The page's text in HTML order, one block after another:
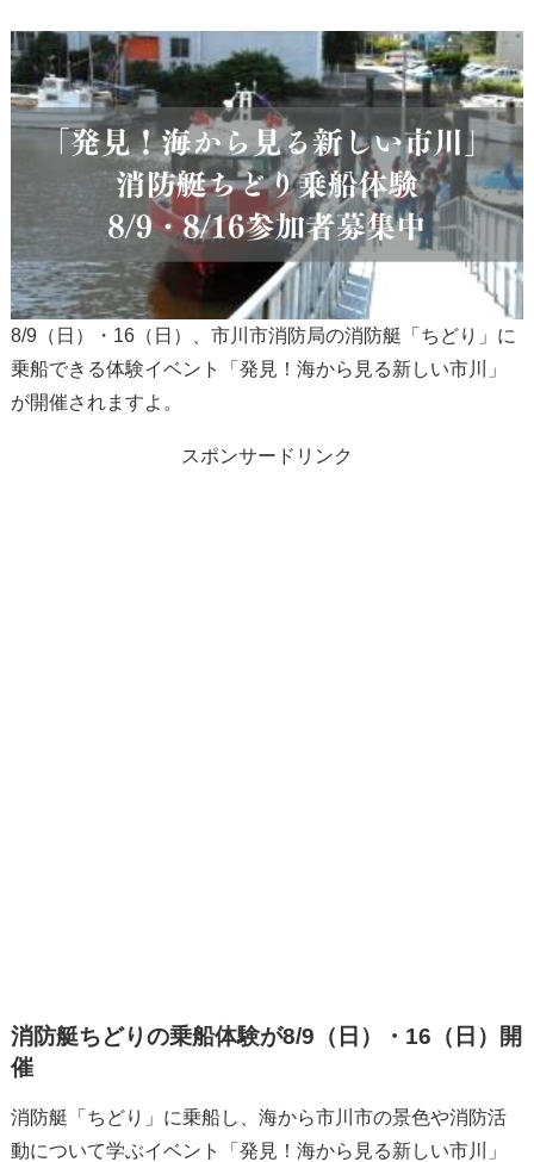
8/9（日）・16（日）、市川市消防局の消防艇「ちどり」に
乗船できる体験イベント「発見！海から見る新しい市川」
が開催されますよ。
スポンサードリンク
消防艇ちどりの乗船体験が8/9（日）・16（日）開
催
消防艇「ちどり」に乗船し、海から市川市の景色や消防活
動について学ぶイベント「発見！海から見る新しい市川」